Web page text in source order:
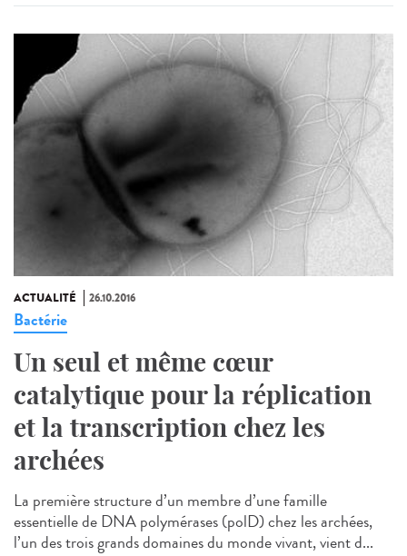
ACTUALITÉ 26.10.2016
Bactérie
Un seul et même cœur
catalytique pour la réplication
et la transcription chez les
archées
La première structure d’un membre d’une famille
essentielle de DNA polymérases (polD) chez les archées,
l’un des trois grands domaines du monde vivant, vient d...